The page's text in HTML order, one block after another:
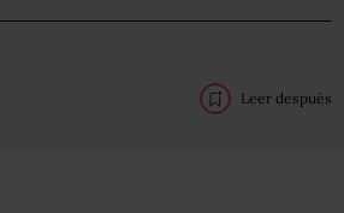
Leer después